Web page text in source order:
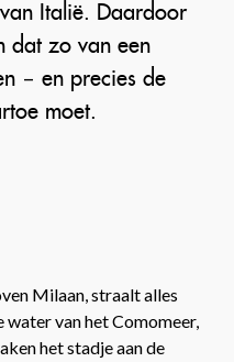
Italië. Daardoor
dat zo van een
– en precies de
moet.
Milaan, straalt alles
van het Comomeer,
het stadje aan de